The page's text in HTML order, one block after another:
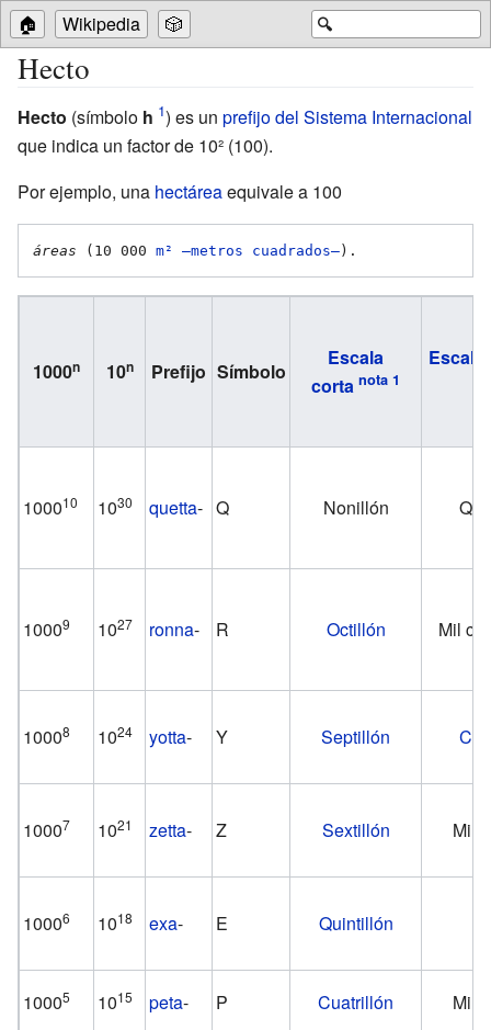
🔍
🏠 Wikipedia 🎲
Hecto
Hecto (símbolo h ) es unprefijo del Sistema Internacional
que indica un factor de 10² (100).
Por ejemplo, una hectáreaequivale a 100
áreas (10 000 m² —metros cuadrados—).
1000n 10n Prefijo Símbolo
Escala
corta
Escala
100010 1030 quetta- Q Nonillón
10009 1027 ronna- R Octillón Mil
10008 1024 yotta- Y Septillón
10007 1021 zetta- Z Sextillón Mil
10006 1018 exa- E Quintillón
10005 1015 peta- P Cuatrillón Mil